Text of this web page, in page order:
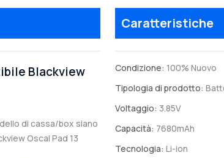
Blackview
di cassa/box siano
Oscal Pad 13
Caratteristiche
Condizione: 100% Nuovo
Tipologia di prodotto:
Voltaggio: 3.85V
Capacità: 7680mAh
Tecnologia: Li-ion